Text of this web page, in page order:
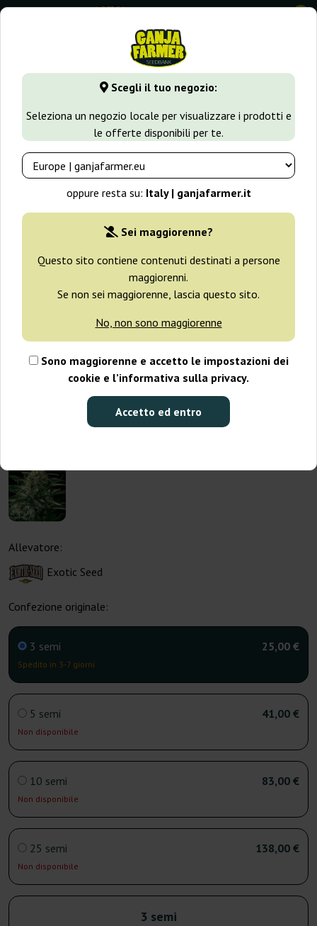
Scegli il tuo negozio:
Seleziona un negozio locale per visualizzare i prodotti e
le offerte disponibili per te.
oppure resta su: Italy | ganjafarmer.it
Sei maggiorenne?
Questo sito contiene contenuti destinati a persone
maggiorenni.
Se non sei maggiorenne, lascia questo sito.
No, non sono maggiorenne
Sono maggiorenne e accetto le impostazioni dei
cookie e l’informativa sulla privacy.
Accetto ed entro
0
GanjaFarmer.it Varietà di Cannabis White Widow Gipsy
Allevatore:
Exotic Seed
Confezione originale:
3 semi
Spedito in 3-7 giorni
25,00 €
5 semi
Non disponibile
41,00 €
10 semi
Non disponibile
83,00 €
25 semi
Non disponibile
138,00 €
3 semi